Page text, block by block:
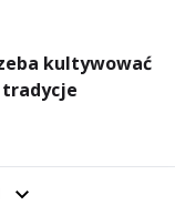
kultywować